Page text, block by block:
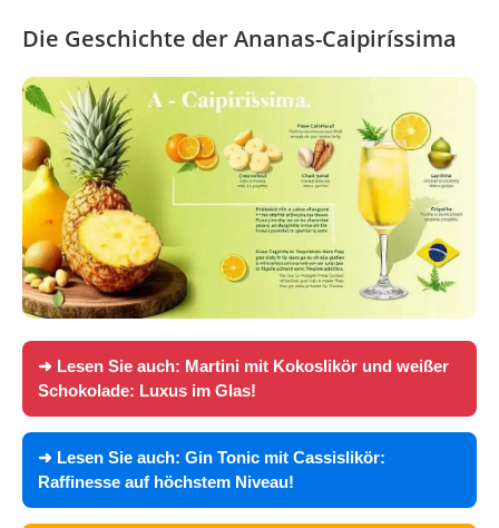
Die Geschichte der Ananas-Caipiríssima
➜ Lesen Sie auch: Martini mit Kokoslikör und weißer
Schokolade: Luxus im Glas!
➜ Lesen Sie auch: Gin Tonic mit Cassislikör:
Raffinesse auf höchstem Niveau!